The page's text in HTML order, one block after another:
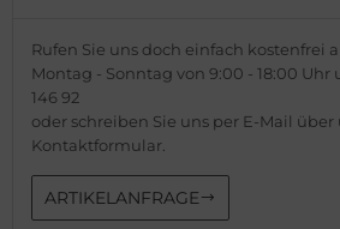
Rufen Sie uns doch einfach kostenfrei
Montag - Sonntag von 9:00 - 18:00 Uhr
146 92
oder schreiben Sie uns per E-Mail über
Kontaktformular.
ARTIKELANFRAGE